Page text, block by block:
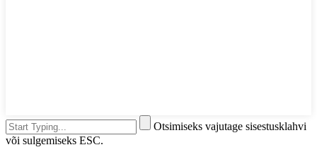
Otsimiseks vajutage sisestusklahvi
või sulgemiseks ESC.